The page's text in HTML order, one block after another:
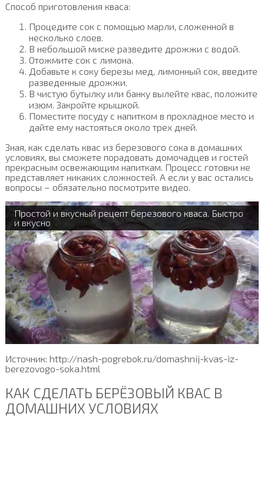
Способ приготовления кваса:
Процедите сок с помощью марли, сложенной в
несколько слоев.
В небольшой миске разведите дрожжи с водой.
Отожмите сок с лимона.
Добавьте к соку березы мед, лимонный сок, введите
разведенные дрожжи.
В чистую бутылку или банку вылейте квас, положите
изюм. Закройте крышкой.
Поместите посуду с напитком в прохладное место и
дайте ему настояться около трех дней.
Зная, как сделать квас из березового сока в домашних
условиях, вы сможете порадовать домочадцев и гостей
прекрасным освежающим напиткам. Процесс готовки не
представляет никаких сложностей. А если у вас остались
вопросы – обязательно посмотрите видео.
Простой и вкусный рецепт березового кваса. Быстро
и вкусно
Источник: http://nash-pogrebok.ru/domashnij-kvas-iz-
berezovogo-soka.html
КАК СДЕЛАТЬ БЕРЁЗОВЫЙ КВАС В
ДОМАШНИХ УСЛОВИЯХ